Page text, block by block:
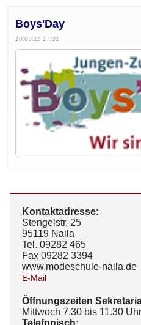
Boys'Day
10.03.15 17:31
Kontaktadresse:
Stengelstr. 25
95119 Naila
Tel. 09282 465
Fax 09282 3394
www.modeschule-naila.de
E-Mail
Öffnungszeiten
Mittwoch 7.30 bis 11.30 Uhr
Telefonisch: